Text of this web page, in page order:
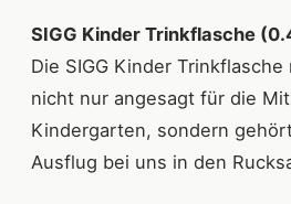
SIGG Kinder Trinkflasche
Die SIGG Kinder
nicht nur angesagt für die
Kindergarten, sondern
Ausflug bei uns in den